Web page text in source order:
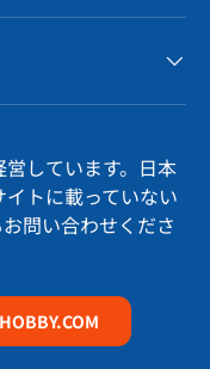
しています。日本
トに載っていない
問い合わせくださ